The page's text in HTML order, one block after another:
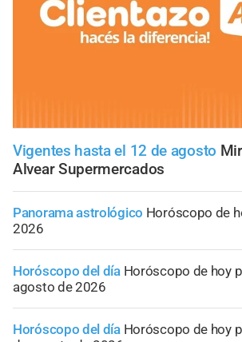
Vigentes hasta el 12 de agosto
Alvear Supermercados
Panorama astrológico Horóscopo de
2026
Horóscopo del día Horóscopo de hoy
agosto de 2026
Horóscopo del día Horóscopo de hoy